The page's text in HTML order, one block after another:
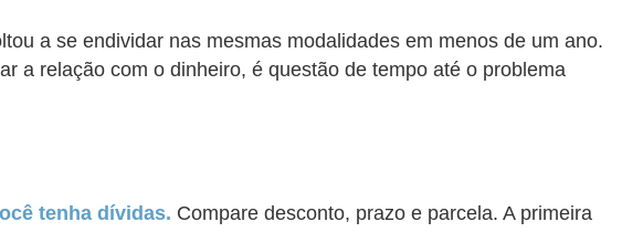
a se endividar nas mesmas modalidades em menos de um ano.
a relação com o dinheiro, é questão de tempo até o problema
tenha dívidas. Compare desconto, prazo e parcela. A primeira